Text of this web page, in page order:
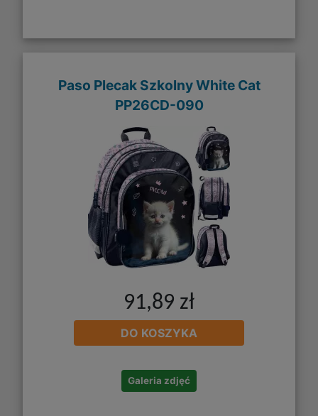
Paso Plecak Szkolny White Cat
PP26CD-090
91,89 zł
DO KOSZYKA
Galeria zdjęć